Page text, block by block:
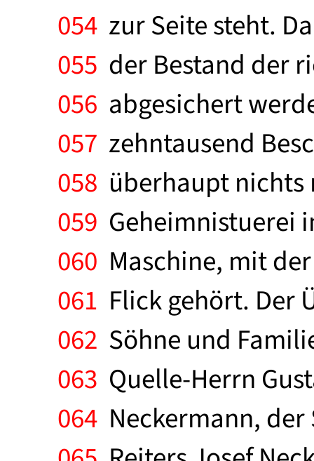
054 zur Seite steht.
055 der Bestand der
056 abgesichert
057 zehntausend
058 überhaupt nichts
059 Geheimnistuerei
060 Maschine, mit
061 Flick gehört. Der
062 Söhne und
063 Quelle-Herrn
064 Neckermann,